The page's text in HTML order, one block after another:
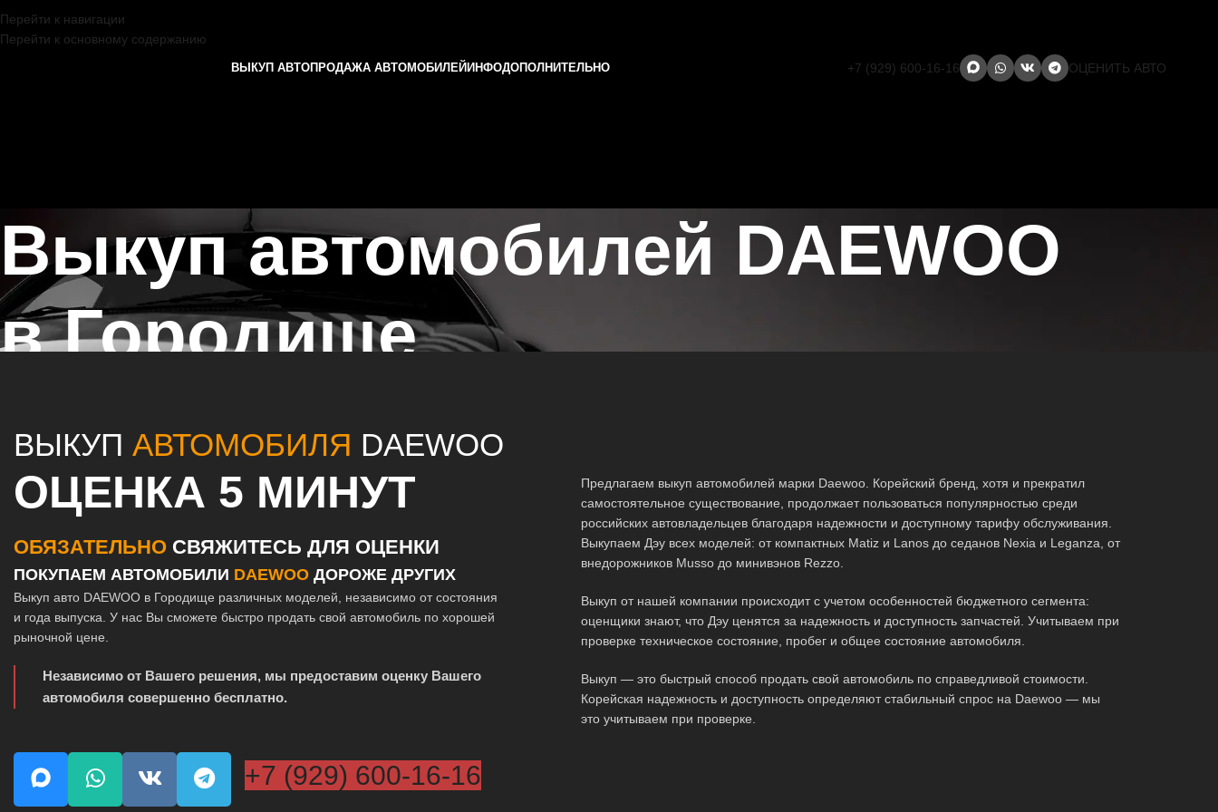
Перейти к навигации
Перейти к основному содержанию
ВЫКУП АВТОПРОДАЖА АВТОМОБИЛЕЙ ИНФОДОПОЛНИТЕЛЬНО +7 (929) 600-16-16 ОЦЕНИТЬ АВТО
Выкуп автомобилей DAEWOO
в Городище
ВЫКУП АВТОМОБИЛЯ DAEWOO
ОЦЕНКА 5 МИНУТ
ОБЯЗАТЕЛЬНО СВЯЖИТЕСЬ ДЛЯ ОЦЕНКИ
ПОКУПАЕМ АВТОМОБИЛИ DAEWOO ДОРОЖЕ ДРУГИХ
Выкуп авто DAEWOO в Городище различных моделей, независимо от состояния
и года выпуска. У нас Вы сможете быстро продать свой автомобиль по хорошей
рыночной цене.
Независимо от Вашего решения, мы предоставим оценку Вашего
автомобиля совершенно бесплатно.
+7 (929) 600-16-16
Предлагаем выкуп автомобилей марки Daewoo. Корейский бренд, хотя и прекратил
самостоятельное существование, продолжает пользоваться популярностью среди
российских автовладельцев благодаря надежности и доступному тарифу обслуживания.
Выкупаем Дэу всех моделей: от компактных Matiz и Lanos до седанов Nexia и Leganza, от
внедорожников Musso до минивэнов Rezzo.
Выкуп от нашей компании происходит с учетом особенностей бюджетного сегмента:
оценщики знают, что Дэу ценятся за надежность и доступность запчастей. Учитываем при
проверке техническое состояние, пробег и общее состояние автомобиля.
Выкуп — это быстрый способ продать свой автомобиль по справедливой стоимости.
Корейская надежность и доступность определяют стабильный спрос на Daewoo — мы
это учитываем при проверке.